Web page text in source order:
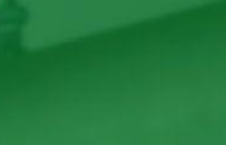
経験者